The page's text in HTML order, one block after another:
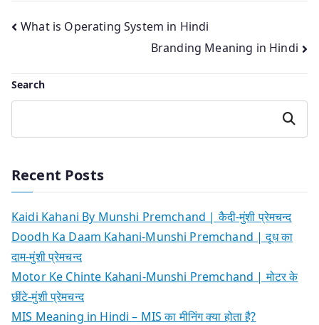
Post
What is Operating System in Hindi
Branding Meaning in Hindi
Search
Search
Recent Posts
Kaidi Kahani By Munshi Premchand | कैदी-मुंशी प्रेमचन्द
Doodh Ka Daam Kahani-Munshi Premchand | दूध का
दाम-मुंशी प्रेमचन्द
Motor Ke Chinte Kahani-Munshi Premchand | मोटर के
छींटे-मुंशी प्रेमचन्द
MIS Meaning in Hindi – MIS का मीनिंग क्या होता है?